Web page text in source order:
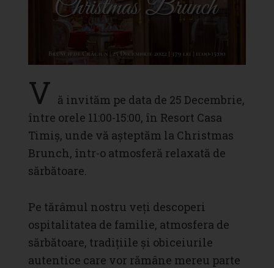
V ă invităm pe data de 25 Decembrie,
între orele 11:00-15:00, în Resort Casa
Timiș, unde vă așteptăm la Christmas
Brunch, într-o atmosferă relaxată de
sărbătoare.
Pe tărâmul nostru veți descoperi
ospitalitatea de familie, atmosfera de
sărbătoare, tradițiile și obiceiurile
autentice care vor rămâne mereu parte